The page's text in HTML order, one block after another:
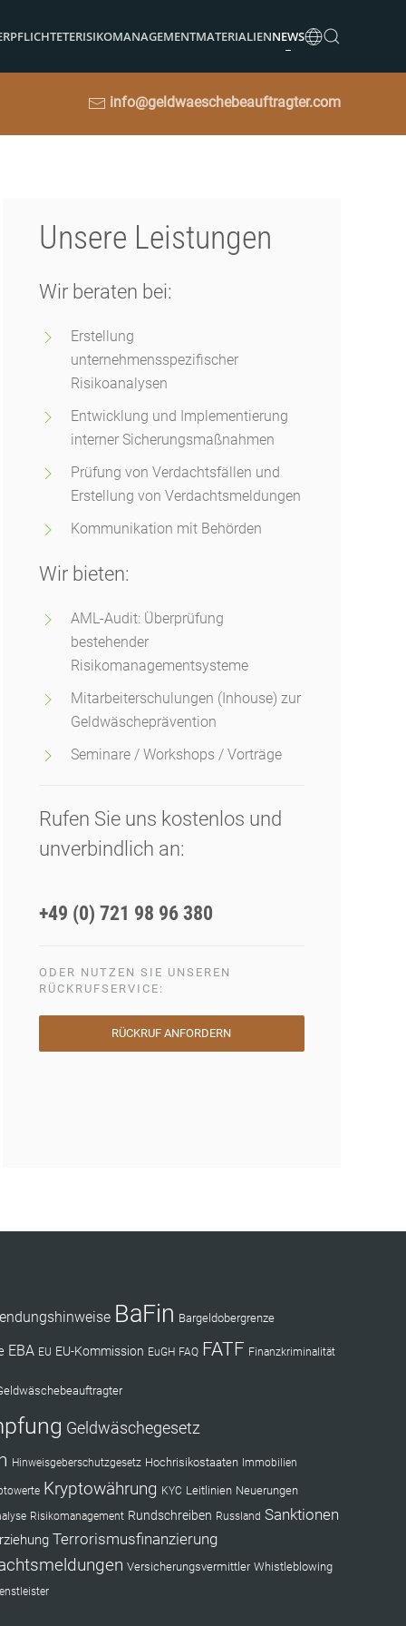
RISIKOMANAGEMENTMATERIALIENNEWS
info@geldwaeschebeauftragter.com
Unsere Leistungen
Wir beraten bei:
Erstellung
unternehmensspezifischer
Risikoanalysen
Entwicklung und Implementierung
interner Sicherungsmaßnahmen
Prüfung von Verdachtsfällen und
Erstellung von Verdachtsmeldungen
Kommunikation mit Behörden
Wir bieten:
AML-Audit: Überprüfung
bestehender
Risikomanagementsysteme
Mitarbeiterschulungen (Inhouse) zur
Geldwäscheprävention
Seminare / Workshops / Vorträge
Rufen Sie uns kostenlos und
unverbindlich an:
+49 (0) 721 98 96 380
ODER NUTZEN SIE UNSEREN
RÜCKRUFSERVICE:
RÜCKRUF ANFORDERN
BaFin Bargeldobergrenze
EBA EU EU-Kommission EuGH FAQ FATF Finanzkriminalität
Geldwäschegesetz
Hinweisgeberschutzgesetz Hochrisikostaaten Immobilien
Kryptowährung KYC Leitlinien Neuerungen
Risikomanagement Rundschreiben Russland Sanktionen
Terrorismusfinanzierung
Versicherungsvermittler Whistleblowing